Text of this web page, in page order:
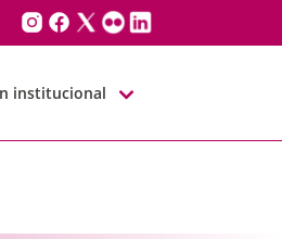
del TDAH
institucional